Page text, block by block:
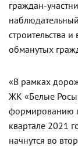
граждан-
строительства
обманутых
«В рамках
ЖК «Белые
формированию
квартале 2021
начнутся во